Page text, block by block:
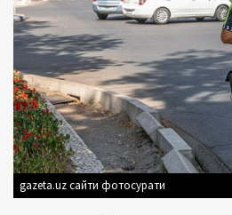
gazeta.uz сайти фотосурати